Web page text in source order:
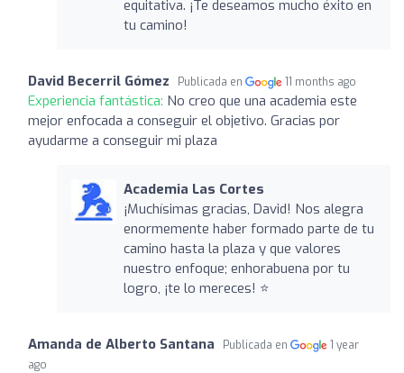
equitativa. ¡Te deseamos mucho éxito en
tu camino!
David Becerril Gómez Publicada en 11 months ago
Experiencia fantástica: No creo que una academia este
mejor enfocada a conseguir el objetivo. Gracias por
ayudarme a conseguir mi plaza
Academia Las Cortes
¡Muchísimas gracias, David! Nos alegra
enormemente haber formado parte de tu
camino hasta la plaza y que valores
nuestro enfoque; enhorabuena por tu
logro, ¡te lo mereces! ⭐
Amanda de Alberto Santana Publicada en
1 year
ago